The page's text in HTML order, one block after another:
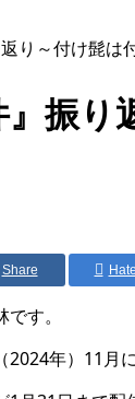
り～付け髭
』振
Share
す。
年）11月